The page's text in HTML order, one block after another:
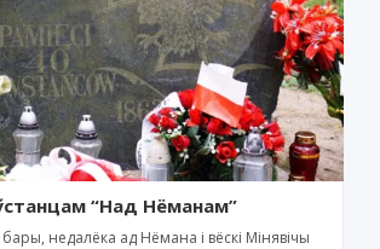
“Над Нёманам”
недалёка ад Нёмана і вёскі Мінявічы